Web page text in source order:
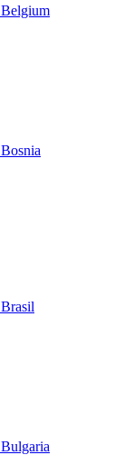
Belgium
Bosnia
Brasil
Bulgaria